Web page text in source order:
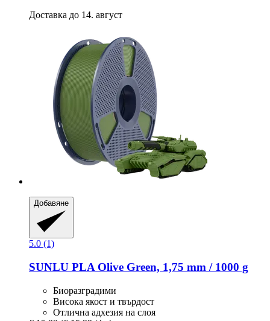
Доставка до 14. август
Добавяне
5.0 (1)
SUNLU PLA Olive Green, 1,75 mm / 1000 g
Биоразградими
Висока якост и твърдост
Отлична адхезия на слоя